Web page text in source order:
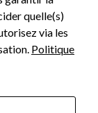
de projets
quelle(s)
via les
Politique